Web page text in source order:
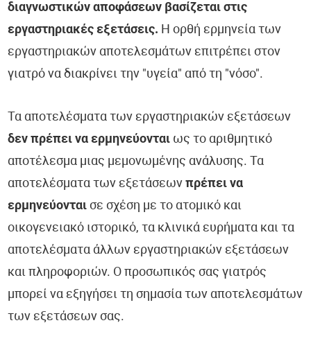
διαγνωστικών αποφάσεων βασίζεται στις
εργαστηριακές εξετάσεις. Η ορθή ερμηνεία των
εργαστηριακών αποτελεσμάτων επιτρέπει στον
γιατρό να διακρίνει την "υγεία" από τη "νόσο".
Τα αποτελέσματα των εργαστηριακών εξετάσεων
δεν πρέπει να ερμηνεύονται ως το αριθμητικό
αποτέλεσμα μιας μεμονωμένης ανάλυσης. Τα
αποτελέσματα των εξετάσεωνπρέπει να
ερμηνεύονταισε σχέση με το ατομικό και
οικογενειακό ιστορικό, τα κλινικά ευρήματα και τα
αποτελέσματα άλλων εργαστηριακών εξετάσεων
και πληροφοριών. Ο προσωπικός σας γιατρός
μπορεί να εξηγήσει τη σημασία των αποτελεσμάτων
των εξετάσεων σας.